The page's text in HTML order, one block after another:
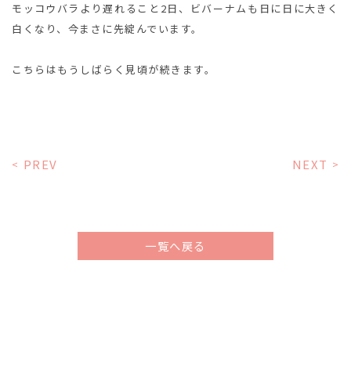
モッコウバラより遅れること2日、ビバーナムも日に日に大きく
白くなり、今まさに先綻んでいます。
こちらはもうしばらく見頃が続きます。
< PREV NEXT >
一覧へ戻る